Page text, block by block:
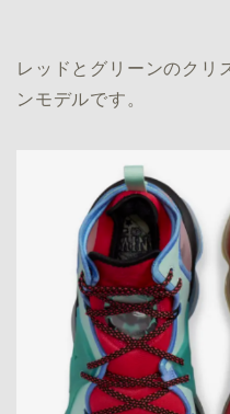
レッドとグリーンのクリ
ンモデルです。